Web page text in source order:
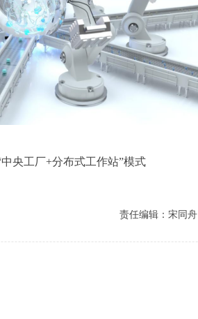
央工厂+分布式工作站”模式
责任编辑：宋同舟